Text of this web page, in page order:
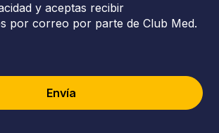
y aceptas recibir
por correo por parte de Club Med.
Envía